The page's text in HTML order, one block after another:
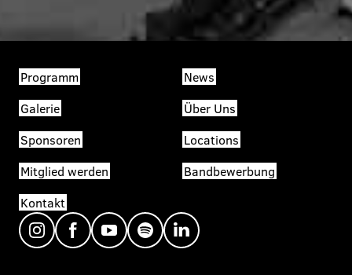
Programm
News
Galerie
Über Uns
Sponsoren
Locations
Mitglied werden
Bandbewerbung
Kontakt